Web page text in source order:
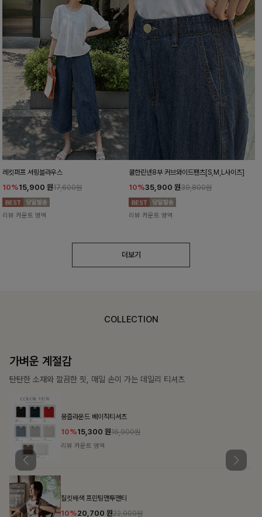
레킷퍼프 셔링블라우스
10%15,900 원17,600원
리뷰 카운트 영역
쿨한린넨8부 커브와이드팬츠[S,M,L사이즈]
10%35,900 원39,800원
리뷰 카운트 영역
더보기
COLLECTION
가장 쉬운 코디
특별한 날부터 일상까지 함께하는 룩